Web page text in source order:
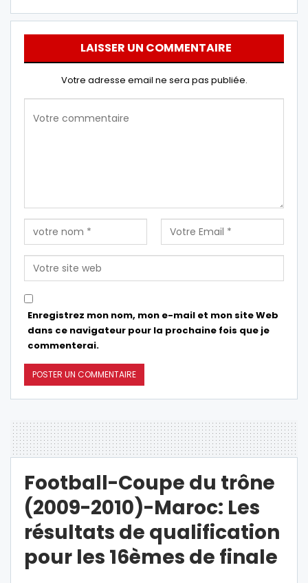
LAISSER UN COMMENTAIRE
Votre adresse email ne sera pas publiée.
Enregistrez mon nom, mon e-mail et mon site Web
dans ce navigateur pour la prochaine fois que je
commenterai.
Football-Coupe du trône
(2009-2010)-Maroc: Les
résultats de qualification
pour les 16èmes de finale